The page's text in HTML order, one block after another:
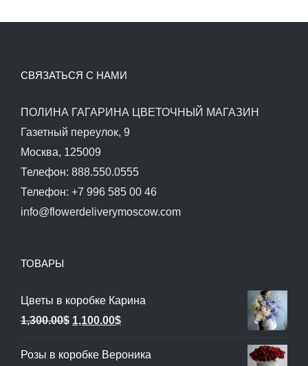
СВЯЗАТЬСЯ С НАМИ
ПОЛИНА ГАГАРИНА ЦВЕТОЧНЫЙ МАГАЗИН
Газетный переулок, 9
Москва, 125009
Телефон: 888.550.0555
Телефон: +7 996 585 00 46
info@flowerdeliverymoscow.com
ТОВАРЫ
Цветы в коробке Карина
1,300.00$ Первоначальная
составляла
1,100.00$Текущая
1,100.00$.
Розы в коробке Вероника